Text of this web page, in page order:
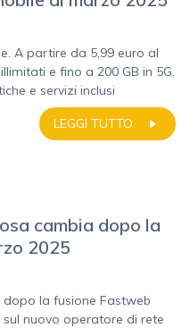
A partire da 5,99 euro al
e fino a 200 GB in 5G.
e servizi inclusi
LEGGI TUTTO
cambia dopo la
2025
la fusione Fastweb
nuovo operatore di rete